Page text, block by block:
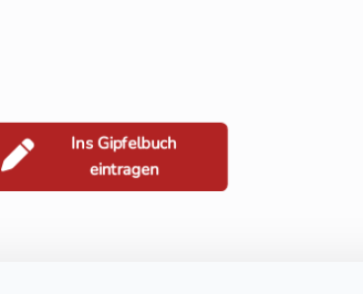
Ins Gipfelbuch
eintragen